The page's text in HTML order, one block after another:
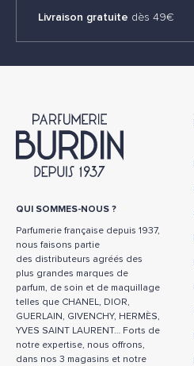
Livraison gratuite dès 49€
QUI SOMMES-NOUS ?
Parfumerie française depuis 1937,
nous faisons partie
des distributeurs agréés des
plus grandes marques de
parfum, de soin et de maquillage
telles que CHANEL, DIOR,
GUERLAIN, GIVENCHY, HERMÈS,
YVES SAINT LAURENT… Forts de
notre expertise, nous offrons,
dans nos 3 magasins et notre